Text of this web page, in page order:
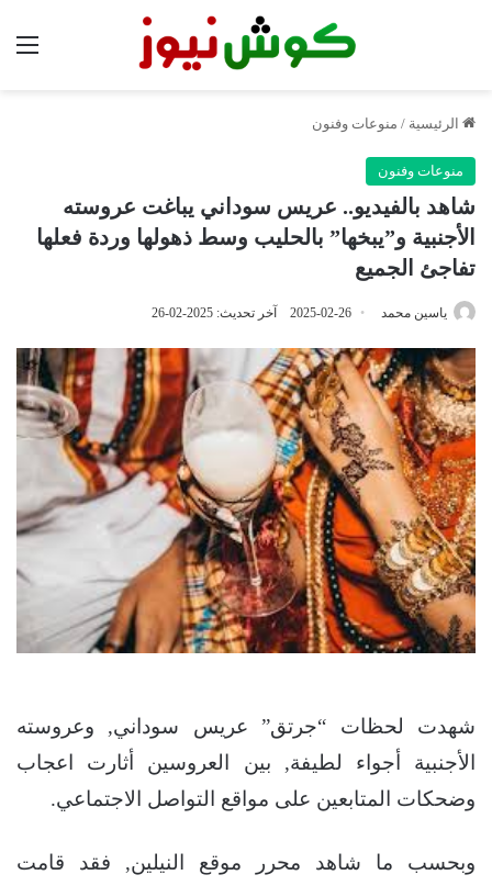
الرئيسية / منوعات وفنون
منوعات وفنون
شاهد بالفيديو.. عريس سوداني يباغت عروسته
الأجنبية و”يبخها” بالحليب وسط ذهولها وردة فعلها
تفاجئ الجميع
ياسين محمد 2025-02-26 آخر تحديث: 2025-02-26
شهدت لحظات “جرتق” عريس سوداني, وعروسته
الأجنبية أجواء لطيفة, بين العروسين أثارت اعجاب
وضحكات المتابعين على مواقع التواصل الاجتماعي.
وبحسب ما شاهد محرر موقع النيلين, فقد قامت